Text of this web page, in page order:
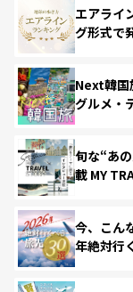
エアライ
グ形式で
Next韓国
グルメ・
旬な“あ
載 MY
今、こん
年絶対行